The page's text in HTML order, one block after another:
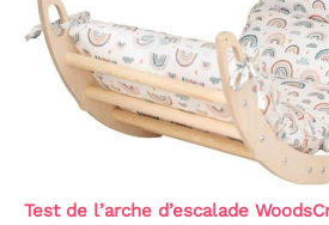
Test de l’arche d’escalade